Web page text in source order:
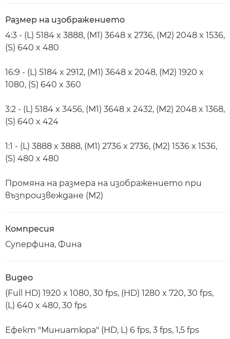
Размер на изображението
4:3 - (L) 5184 x 3888, (M1) 3648 x 2736, (M2) 2048 x 1536,
(S) 640 x 480
16:9 - (L) 5184 x 2912, (M1) 3648 x 2048, (M2) 1920 x
1080, (S) 640 x 360
3:2 - (L) 5184 x 3456, (M1) 3648 x 2432, (M2) 2048 x 1368,
(S) 640 x 424
1:1 - (L) 3888 x 3888, (M1) 2736 x 2736, (M2) 1536 x 1536,
(S) 480 x 480
Промяна на размера на изображението при
възпроизвеждане (M2)
Компресия
Суперфина, Фина
Видео
(Full HD) 1920 x 1080, 30 fps, (HD) 1280 x 720, 30 fps,
(L) 640 x 480, 30 fps
Ефект "Миниатюра" (HD, L) 6 fps, 3 fps, 1,5 fps